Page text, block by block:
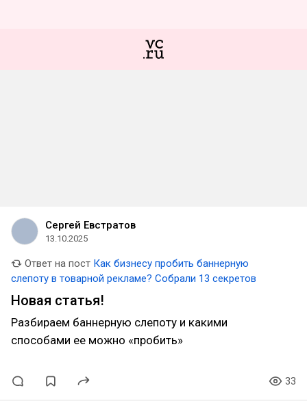
Сергей Евстратов
13.10.2025
Ответ на пост Как бизнесу пробить баннерную
слепоту в товарной рекламе? Собрали 13 секретов
Новая статья!
Разбираем баннерную слепоту и какими
способами ее можно «пробить»
33